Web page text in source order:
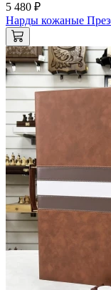
5 480 ₽
Нарды кожаные